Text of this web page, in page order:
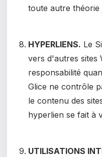
toute autre
HYPERLIENS. Le
vers d'autres sites
responsabilité
Glice ne contrôle
le contenu des
hyperlien se fait à
UTILISATIONS